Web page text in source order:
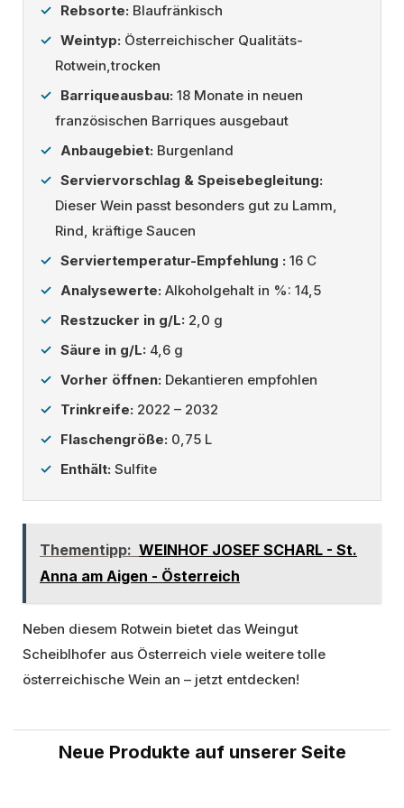
Rebsorte: Blaufränkisch
Weintyp: Österreichischer Qualitäts-
Rotwein,trocken
Barriqueausbau: 18 Monate in neuen
französischen Barriques ausgebaut
Anbaugebiet: Burgenland
Serviervorschlag & Speisebegleitung:
Dieser Wein passt besonders gut zu Lamm,
Rind, kräftige Saucen
Serviertemperatur-Empfehlung : 16 C
Analysewerte: Alkoholgehalt in %: 14,5
Restzucker in g/L: 2,0 g
Säure in g/L: 4,6 g
Vorher öffnen: Dekantieren empfohlen
Trinkreife: 2022 – 2032
Flaschengröße: 0,75 L
Enthält: Sulfite
Thementipp: WEINHOF JOSEF SCHARL - St.
Anna am Aigen - Österreich
Neben diesem Rotwein bietet das Weingut
Scheiblhofer aus Österreich viele weitere tolle
österreichische Wein an – jetzt entdecken!
Neue Produkte auf unserer Seite